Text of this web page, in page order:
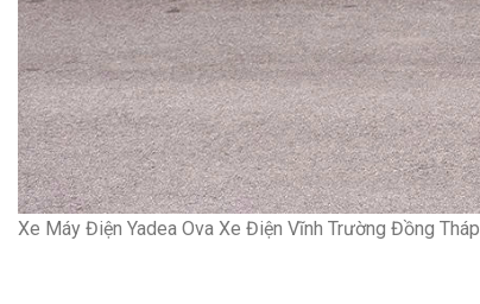
Xe Máy Điện Yadea Ova Xe Điện Vĩnh Trường Đồng Tháp